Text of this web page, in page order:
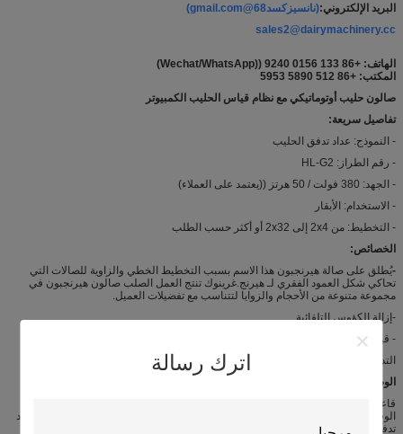
اترك رسالة
البريد الإلكتروني:(نانسيزكسد68@gmail.com)
sales2@dairymachinery.cc
الهاتف: +86 133 0156 9240 ((Wechat/WhatsApp)
المكتب: +86 512 5890 5953
صالون حليب أوتوماتيكي مع نظام قياس الحليب الكمبيوتر
تفاصيل سريعة:
- النموذج: عداد تدفق الحليب
- رقم الطراز: HL-G2
- الجهد: 380 فولت / 50 هرتز ((يعتمد على العملاء)
- الاستخدام: الأبقار
- التخطيط: من 2x4 إلى 2x32 أو أكثر حسب الطلب
الخصائص:
-يُطلق على صالة هيرنجبون هذا الاسم بسبب التخطيط الخطي والزاوية للصالات التي
تحاكي شكل العمود الفقري لـ هيرنج.غرينوك تنتج العمل الصلب صالون هيرنجبون في
مجموعة متنوعة من الأحجام والزوايا لتتناسب مع تفضيلات العميل.
-إزالة الكؤوس التلقائية
- قياس النوع المتفرق التلقائي ومقياس تدفق الحليب
التدليك الإلكتروني الآلي
الوصف:
قاعة الحلبة هي نظام يمكن استخدامه لحلب الأبقار / الماعز بكميات كبيرة في نفس
الوقت. يمكن تصميم التخطيط من 2 × 4 إلى 2 × 32 أو أكثر حسب طلب العميل.مع عداد